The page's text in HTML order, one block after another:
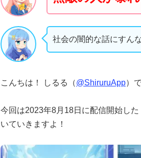
社会の闇的な話にすん
こんちは！ しるる（@ShiruruApp）
今回は2023年8月18日に配信開始した
いていきますよ！